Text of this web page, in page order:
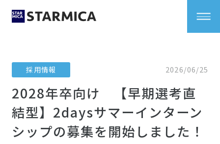
採用情報 2026/06/25
2028年卒向け 【早期選考直
結型】2daysサマーインターン
シップの募集を開始しました！